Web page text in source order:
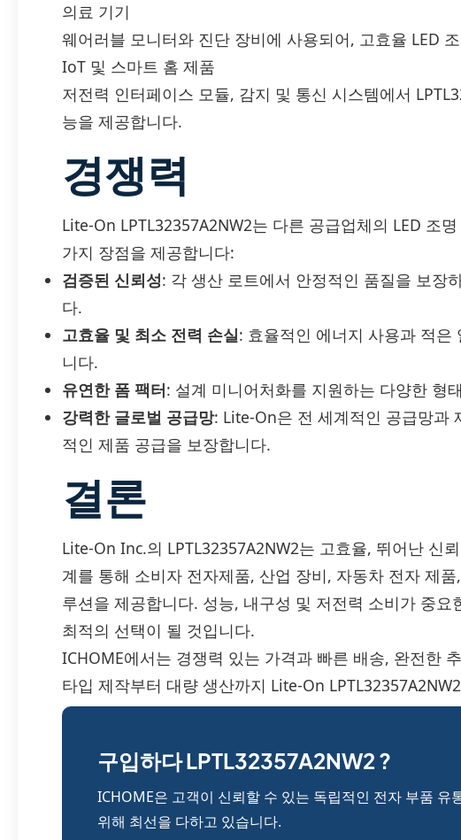
의료 기기
웨어러블 모니터와 진단 장비에 사용되어, 고효율 LED
IoT 및 스마트 홈 제품
저전력 인터페이스 모듈, 감지 및 통신 시스템에서
능을 제공합니다.
경쟁력
Lite-On LPTL32357A2NW2는 다른 공급업체의 LED 조
가지 장점을 제공합니다:
검증된 신뢰성: 각 생산 로트에서 안정적인 품질을 보장
다.
고효율 및 최소 전력 손실: 효율적인 에너지 사용과 적
니다.
유연한 폼 팩터: 설계 미니어처화를 지원하는 다양한 형
강력한 글로벌 공급망: Lite-On은 전 세계적인 공급망과
적인 제품 공급을 보장합니다.
결론
Lite-On Inc.의 LPTL32357A2NW2는 고효율, 뛰어난 신
계를 통해 소비자 전자제품, 산업 장비, 자동차 전자 제
루션을 제공합니다. 성능, 내구성 및 저전력 소비가 중
최적의 선택이 될 것입니다.
ICHOME에서는 경쟁력 있는 가격과 빠른 배송, 완전한
타입 제작부터 대량 생산까지 Lite-On
구입하다 LPTL32357A2NW2 ?
ICHOME은 고객이 신뢰할 수 있는 독립적인 전자 부품 유
위해 최선을 다하고 있습니다.